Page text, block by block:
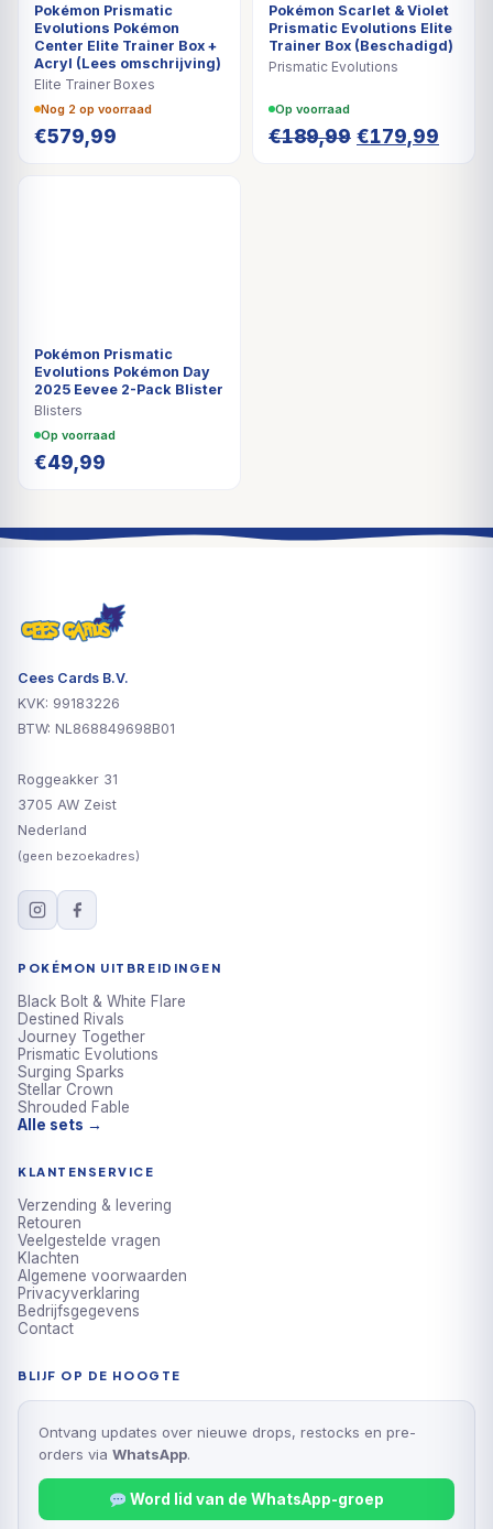
Pokémon Prismatic
Evolutions Pokémon
Center Elite Trainer Box +
Acryl (Lees omschrijving)
Elite Trainer Boxes
Nog 2 op voorraad
€579,99
Pokémon Scarlet & Violet
Prismatic Evolutions Elite
Trainer Box (Beschadigd)
Prismatic Evolutions
Op voorraad
€189,99 €179,99
Pokémon Prismatic
Evolutions Pokémon Day
2025 Eevee 2-Pack Blister
Blisters
Op voorraad
€49,99
Cees Cards B.V.
KVK: 99183226
BTW: NL868849698B01
Roggeakker 31
3705 AW Zeist
Nederland
(geen bezoekadres)
POKÉMON UITBREIDINGEN
Black Bolt & White Flare
Destined Rivals
Journey Together
Prismatic Evolutions
Surging Sparks
Stellar Crown
Shrouded Fable
Alle sets →
KLANTENSERVICE
Verzending & levering
Retouren
Veelgestelde vragen
Klachten
Algemene voorwaarden
Privacyverklaring
Bedrijfsgegevens
Contact
BLIJF OP DE HOOGTE
Ontvang updates over nieuwe drops, restocks en pre-
orders via WhatsApp.
Word lid van de WhatsApp-groep